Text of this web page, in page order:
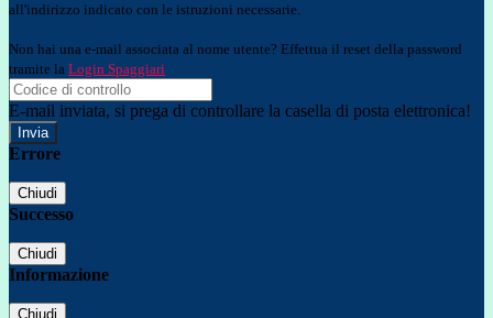
all'indirizzo indicato con le istruzioni necessarie.
Non hai una e-mail associata al nome utente? Effettua il reset della password
tramite la Login Spaggiari
E-mail inviata, si prega di controllare la casella di posta elettronica!
Errore
Chiudi
Successo
Chiudi
Informazione
Chiudi